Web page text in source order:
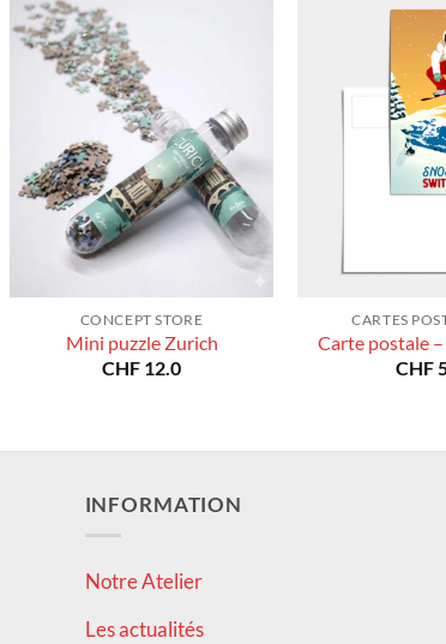
CONCEPT STORE
Mini puzzle Zurich
CHF 12.0
CARTES
Carte postale
CHF
INFORMATION
Notre Atelier
Les actualités